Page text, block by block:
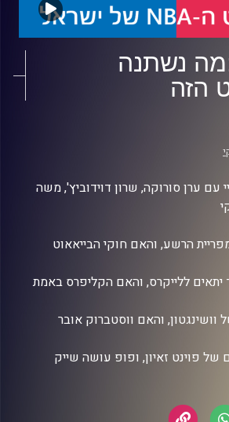
54:מה נשתנה
הזה
עם ערן סורוקה, שרון דוידוביץ', משה
הרשע, והאם חוקי הבייאאוט
יתאים ללייקרס, והאם הקליפרס באמת
של וושינגטון, והאם ווסטברוק אובר
של פוינט זאיון, ופופ עושה שייק